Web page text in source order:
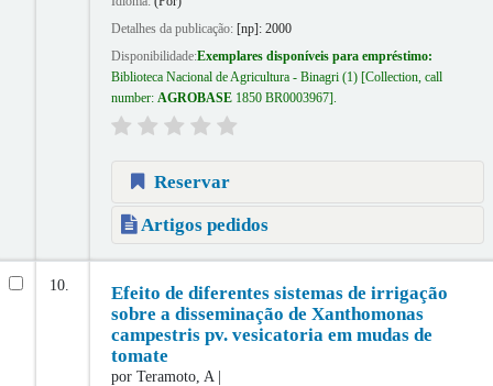
Detalhes da publicação: [np]: 2000
Disponibilidade:Exemplares disponíveis para empréstimo:
Biblioteca Nacional de Agricultura - Binagri(1) Collection, call
number: AGROBASE 1850 BR0003967 .
Reservar
Artigos pedidos
10.
Efeito de diferentes sistemas de irrigação
sobre a disseminação de Xanthomonas
campestris pv. vesicatoria em mudas de
tomate
por Teramoto, A